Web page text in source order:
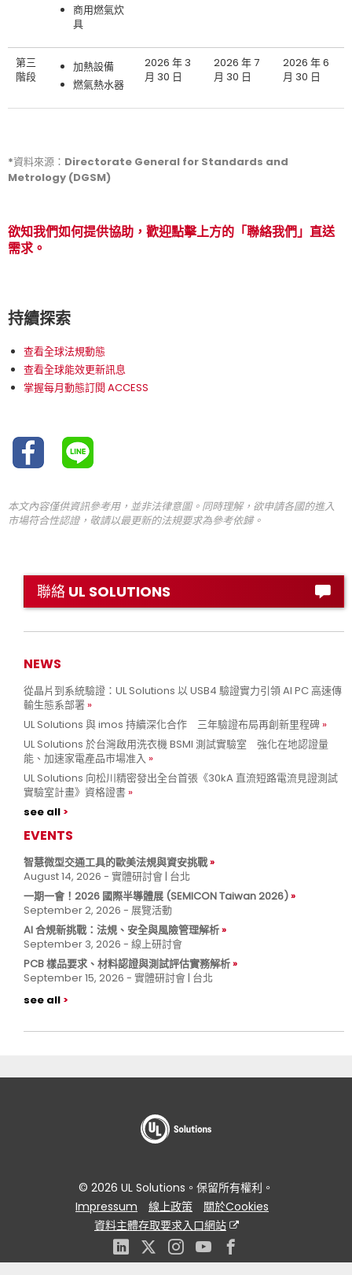
商用燃氣炊
具
第三
階段
加熱設備
燃氣熱水器
2026 年 3
月 30 日
2026 年 7
月 30 日
2026 年 6
月 30 日
*資料來源：Directorate General for Standards and
Metrology (DGSM)
欲知我們如何提供協助，歡迎點擊上方的「聯絡我們」直送
需求。
持續探索
查看全球法規動態
查看全球能效更新訊息
掌握每月動態訂閱 ACCESS
本文內容僅供資訊參考用，並非法律意圖。同時理解，欲申請各國的進入
市場符合性認證，敬請以最更新的法規要求為參考依歸。
聯絡 UL SOLUTIONS
NEWS
從晶片到系統驗證：UL Solutions 以 USB4 驗證實力引領 AI PC 高速傳
輸生態系部署
UL Solutions 與 imos 持續深化合作 三年驗證布局再創新里程碑
UL Solutions 於台灣啟用洗衣機 BSMI 測試實驗室 強化在地認證量
能、加速家電產品市場准入
UL Solutions 向松川精密發出全台首張《30kA 直流短路電流見證測試
實驗室計畫》資格證書
see all
EVENTS
智慧微型交通工具的歐美法規與資安挑戰
August 14, 2026 - 實體研討會 | 台北
一期一會！2026 國際半導體展 (SEMICON Taiwan 2026)
September 2, 2026 - 展覽活動
AI 合規新挑戰：法規、安全與風險管理解析
September 3, 2026 - 線上研討會
PCB 樣品要求、材料認證與測試評估實務解析
September 15, 2026 - 實體研討會 | 台北
see all
© 2026 UL Solutions。保留所有權利。
Impressum
線上政策
關於Cookies
資料主體存取要求入口網站